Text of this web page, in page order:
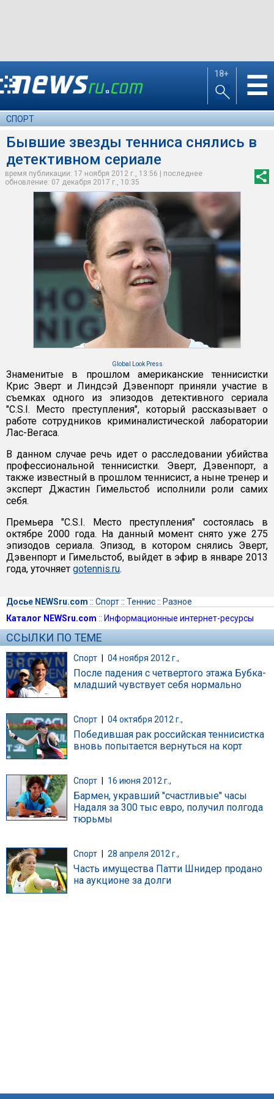
18+ ☰
СПОРТ
Бывшие звезды тенниса снялись в
детективном сериале
время публикации: 17 ноября 2012 г., 13:56 | последнее
обновление: 07 декабря 2017 г., 10:35
Global Look Press
Знаменитые в прошлом американские теннисистки
Крис Эверт и Линдсэй Дэвенпорт приняли участие в
съемках одного из эпизодов детективного сериала
"C.S.I. Место преступления", который рассказывает о
работе сотрудников криминалистической лаборатории
Лас-Вегаса.
В данном случае речь идет о расследовании убийства
профессиональной теннисистки. Эверт, Дэвенпорт, а
также известный в прошлом теннисист, а ныне тренер и
эксперт Джастин Гимельстоб исполнили роли самих
себя.
Премьера "C.S.I. Место преступления" состоялась в
октябре 2000 года. На данный момент снято уже 275
эпизодов сериала. Эпизод, в котором снялись Эверт,
Дэвенпорт и Гимельстоб, выйдет в эфир в январе 2013
года, уточняет gotennis.ru.
Досье NEWSru.com :: Спорт:: Теннис:: Разное
Каталог NEWSru.com :: Информационные интернет-ресурсы
ССЫЛКИ ПО ТЕМЕ
Спорт | 04 ноября 2012 г.,
После падения с четвертого этажа Бубка-
младший чувствует себя нормально
Спорт 04 октября 2012 г.,
Победившая рак российская теннисистка
вновь попытается вернуться на корт
Спорт 16 июня 2012 г.,
Бармен, укравший "счастливые" часы
Надаля за 300 тыс евро, получил полгода
тюрьмы
Спорт 28 апреля 2012 г.,
Часть имущества Патти Шнидер продано
на аукционе за долги